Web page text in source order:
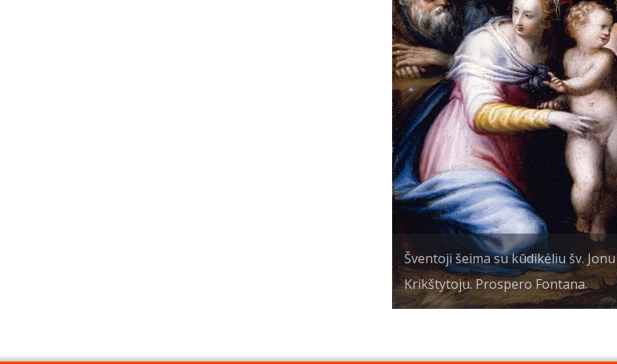
Šventoji šeima su kūdikėliu šv. Jonu
Krikštytoju. Prospero Fontana.